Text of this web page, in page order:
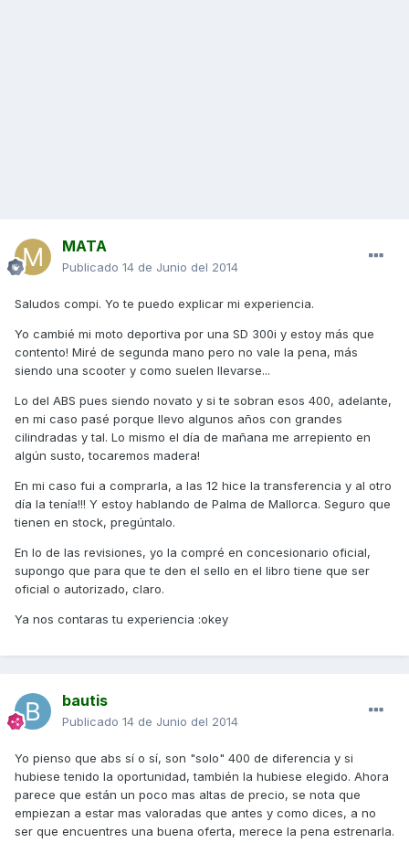
MATA
Publicado 14 de Junio del 2014
Saludos compi. Yo te puedo explicar mi experiencia.
Yo cambié mi moto deportiva por una SD 300i y estoy más que
contento! Miré de segunda mano pero no vale la pena, más
siendo una scooter y como suelen llevarse...
Lo del ABS pues siendo novato y si te sobran esos 400, adelante,
en mi caso pasé porque llevo algunos años con grandes
cilindradas y tal. Lo mismo el día de mañana me arrepiento en
algún susto, tocaremos madera!
En mi caso fui a comprarla, a las 12 hice la transferencia y al otro
día la tenía!!! Y estoy hablando de Palma de Mallorca. Seguro que
tienen en stock, pregúntalo.
En lo de las revisiones, yo la compré en concesionario oficial,
supongo que para que te den el sello en el libro tiene que ser
oficial o autorizado, claro.
Ya nos contaras tu experiencia :okey
bautis
Publicado 14 de Junio del 2014
Yo pienso que abs sí o sí, son "solo" 400 de diferencia y si
hubiese tenido la oportunidad, también la hubiese elegido. Ahora
parece que están un poco mas altas de precio, se nota que
empiezan a estar mas valoradas que antes y como dices, a no
ser que encuentres una buena oferta, merece la pena estrenarla.